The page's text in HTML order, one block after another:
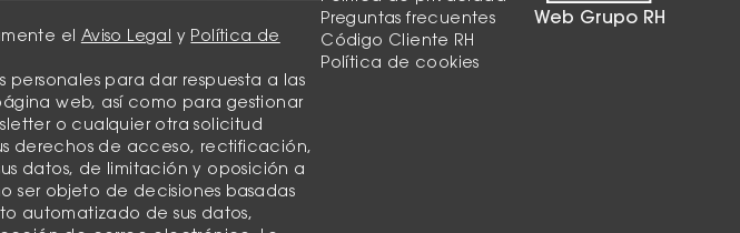
el Aviso Legal y Política de
personales para dar respuesta a las
web, así como para gestionar
o cualquier otra solicitud
derechos de acceso, rectificación,
datos, de limitación y oposición a
ser objeto de decisiones basadas
automatizado de sus datos,
Preguntas frecuentes
Código Cliente RH
Política de cookies
Web Grupo RH